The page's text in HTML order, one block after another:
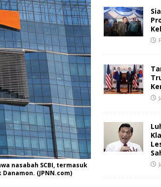
nasabah SCBI, termasuk
(JPNN.com)